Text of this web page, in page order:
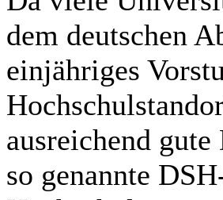
dem deutschen
einjähriges
ausreichend
so genannte